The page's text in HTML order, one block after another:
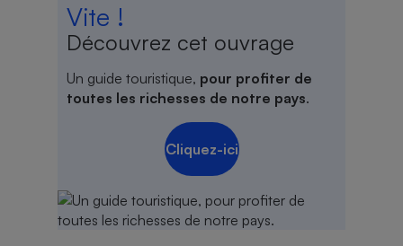
Vite !
Découvrez cet ouvrage
Un guide touristique, pour profiter de
toutes les richesses de notre pays.
Cliquez-ici